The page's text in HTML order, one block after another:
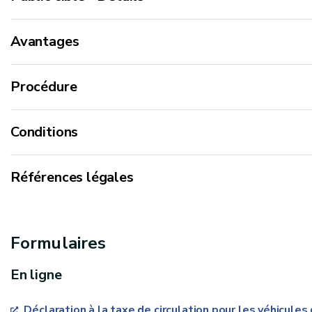
Avantages
Procédure
Conditions
Références légales
automobiles des personnes physiques dans le Code
Formulaires
En ligne